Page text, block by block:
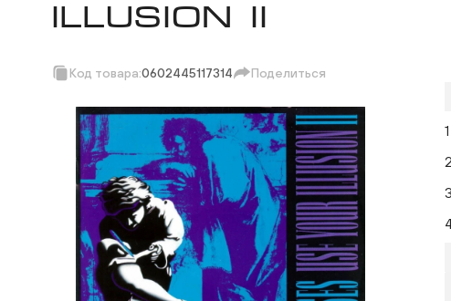
ILLUSION II
Код товара:0602445117314 Поделиться
Скопировать ссылку
Вотсап
Телеграм
Макс
ВКонтакте
Одноклассники
1
2
3